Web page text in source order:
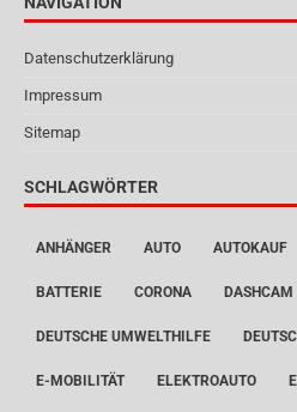
Datenschutzerklärung
Impressum
Sitemap
SCHLAGWÖRTER
ANHÄNGER AUTO AUTOKAUF
BATTERIE CORONA DASHCAM
DEUTSCHE UMWELTHILFE
E-MOBILITÄT ELEKTROAUTO